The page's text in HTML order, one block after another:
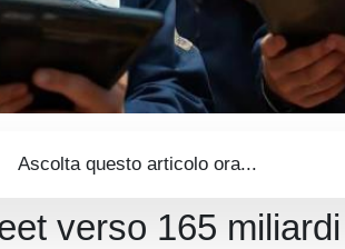
Ascolta questo articolo ora...
verso 165